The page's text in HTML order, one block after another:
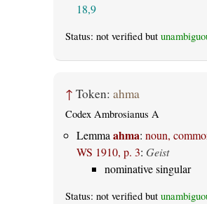
18,9
Status: not verified but
↑ Token: ahma
Codex Ambrosianus A
Lemmaahma: noun,
WS 1910, p. 3: Geist
nominative singular
Status: not verified but